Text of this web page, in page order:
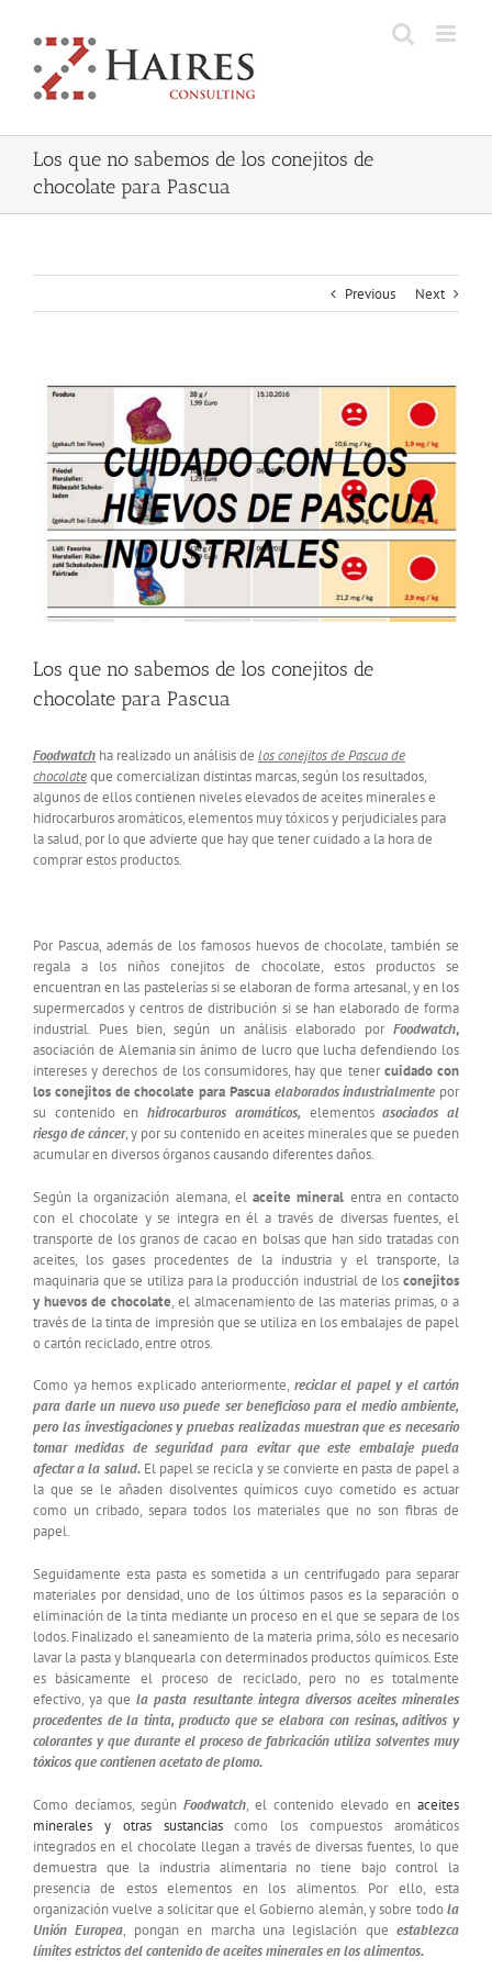
content
Los que no sabemos de los conejitos de
chocolate para Pascua
Previous Next
View
Los que no sabemos de los conejitos de
chocolate para Pascua
Foodwatch ha realizado un análisis de los conejitos de Pascua de
chocolateque comercializan distintas marcas, según los resultados,
algunos de ellos contienen niveles elevados de aceites minerales e
hidrocarburos aromáticos, elementos muy tóxicos y perjudiciales para
la salud, por lo que advierte que hay que tener cuidado a la hora de
comprar estos productos.
Por Pascua, además de los famosos huevos de chocolate, también se
regala a los niños conejitos de chocolate, estos productos se
encuentran en las pastelerías si se elaboran de forma artesanal, y en los
supermercados y centros de distribución si se han elaborado de forma
industrial. Pues bien, según un análisis elaborado por Foodwatch,
asociación de Alemania sin ánimo de lucro que lucha defendiendo los
intereses y derechos de los consumidores, hay que tenercuidado con
los conejitos de chocolate para Pascuaelaborados industrialmente por
su contenido enhidrocarburos aromáticos, elementosasociados al
riesgo de cáncer, y por su contenido en aceites minerales que se pueden
acumular en diversos órganos causando diferentes daños.
Según la organización alemana, elaceite mineral entra en contacto
con el chocolate y se integra en él a través de diversas fuentes, el
transporte de los granos de cacao en bolsas que han sido tratadas con
aceites, los gases procedentes de la industria y el transporte, la
maquinaria que se utiliza para la producción industrial de los conejitos
y huevos de chocolate, el almacenamiento de las materias primas, o a
través de la tinta de impresión que se utiliza en los embalajes de papel
o cartón reciclado, entre otros.
Como ya hemos explicado anteriormente, reciclar el papel y el cartón
para darle un nuevo uso puede ser beneficioso para el medio ambiente,
pero las investigaciones y pruebas realizadas muestran que es necesario
tomar medidas de seguridad para evitar que este embalaje pueda
afectar a la salud.El papel se recicla y se convierte en pasta de papel a
la que se le añaden disolventes químicos cuyo cometido es actuar
como un cribado, separa todos los materiales que no son fibras de
papel.
Seguidamente esta pasta es sometida a un centrifugado para separar
materiales por densidad, uno de los últimos pasos es la separación o
eliminación de la tinta mediante un proceso en el que se separa de los
lodos. Finalizado el saneamiento de la materia prima, sólo es necesario
lavar la pasta y blanquearla con determinados productos químicos. Este
es básicamente el proceso de reciclado, pero no es totalmente
efectivo, ya quela pasta resultante integra diversos aceites minerales
procedentes de la tinta, producto que se elabora con resinas, aditivos y
colorantes y que durante el proceso de fabricación utiliza solventes muy
tóxicos que contienen acetato de plomo.
Como decíamos, según Foodwatch, el contenido elevado en aceites
minerales y otras sustanciascomo los compuestos aromáticos
integrados en el chocolate llegan a través de diversas fuentes, lo que
demuestra que la industria alimentaria no tiene bajo control la
presencia de estos elementos en los alimentos. Por ello, esta
organización vuelve a solicitar que el Gobierno alemán, y sobre todola
Unión Europea, pongan en marcha una legislación que establezca
límites estrictos del contenido de aceites minerales en los alimentos.